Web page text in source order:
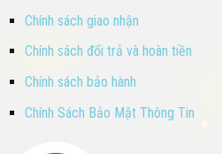
Chính sách giao nhận
Chính sách đổi trả và hoàn tiền
Chính sách bảo hành
Chính Sách Bảo Mật Thông Tin